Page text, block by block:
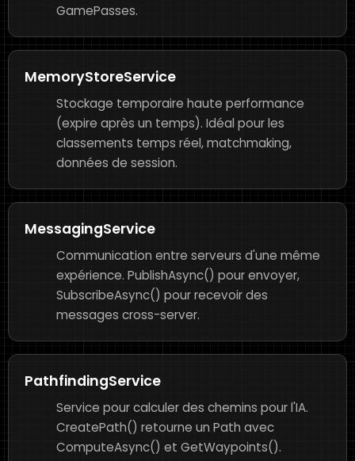
GamePasses.
MemoryStoreService
Stockage temporaire haute performance
(expire après un temps). Idéal pour les
classements temps réel, matchmaking,
données de session.
MessagingService
Communication entre serveurs d'une même
expérience. PublishAsync() pour envoyer,
SubscribeAsync() pour recevoir des
messages cross-server.
PathfindingService
Service pour calculer des chemins pour l'IA.
CreatePath() retourne un Path avec
ComputeAsync() et GetWaypoints().